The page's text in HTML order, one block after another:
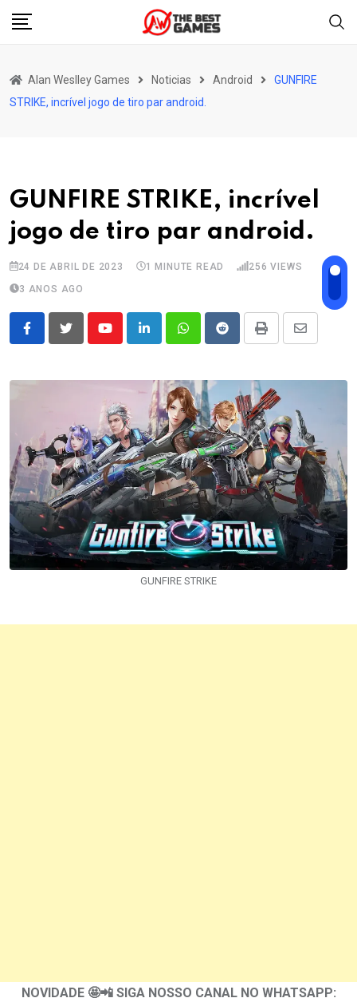
Skip
Alan Weslley Games Noticias Android
GUNFIRE
STRIKE, incrível jogo de tiro par android.
GUNFIRE STRIKE, incrível
jogo de tiro par android.
24 DE ABRIL DE 2023 1 MINUTE READ 256 VIEWS
3 ANOS AGO
YoutubeLinkedInWhatsappRedditPrint
Share
Email
GUNFIRE STRIKE
NOVIDADE 🤩📲 SIGA NOSSO CANAL NO WHATSAPP: